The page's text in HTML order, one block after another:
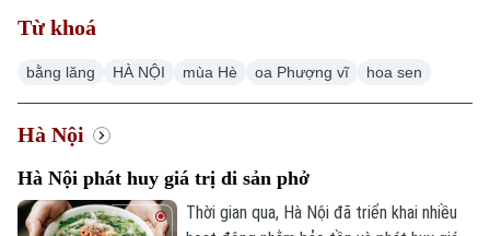
Chuyên mục
Thời sự
Từ khoá
bằng lăng HÀ NỘI mùa Hè oa Phượng vĩ hoa sen
Hà Nội
Hà Nội phát huy giá trị di sản phở
Thời gian qua, Hà Nội đã triển khai nhiều